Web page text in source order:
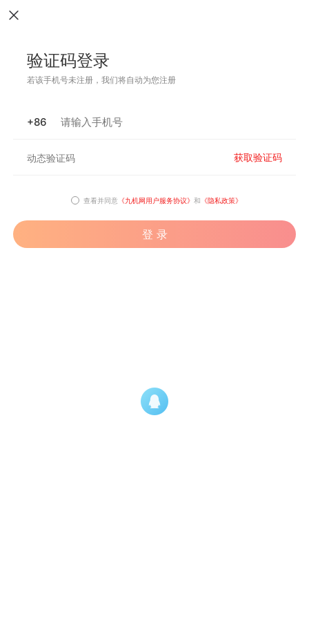
验证码登录
若该手机号未注册，我们将自动为您注册
+86
获取验证码
查看并同意 《九机网用户服务协议》 和 《隐私政策》
登 录